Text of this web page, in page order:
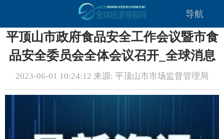
导航
平顶山市政府食品安全工作会议暨市食
品安全委员会全体会议召开_全球消息
2023-06-01 10:24:12 来源: 平顶山市市场监督管理局